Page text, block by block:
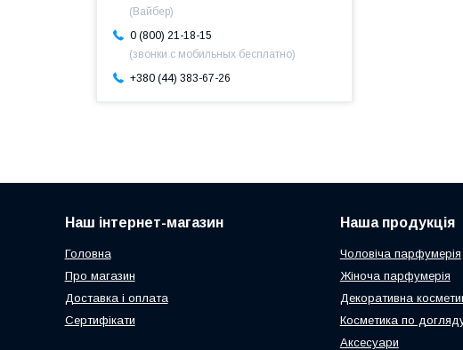
(Вайбер)
0 (800) 21-18-15
(звонки с мобильных бесплатно)
+380 (44) 383-67-26
Наш інтернет-магазин
Головна
Про магазин
Доставка і оплата
Сертифікати
Наша продукція
Чоловіча парфумерія
Жіноча парфумерія
Декоративна
Косметика по
Аксесуари